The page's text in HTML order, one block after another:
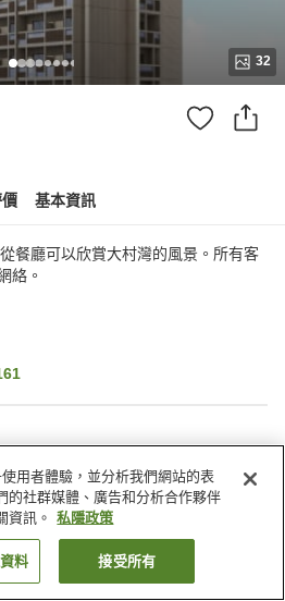
32
基本資訊
餐廳可以欣賞大村灣的風景。所有客
絡。
餐廳
公共澡堂
找客房
用者體驗，並分析我們網站的表
的社群媒體、廣告和分析合作夥伴
資訊。
私隱政策
料 接受所有